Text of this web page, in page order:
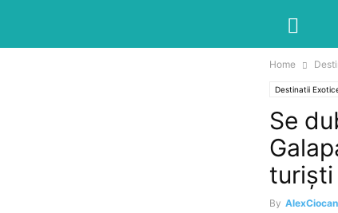
Home
Destinatii
Se
turiști
By AlexCiocan